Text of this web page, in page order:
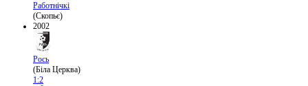
Работнічкі
(Скопьє)
2002
Рось
(Біла Церква)
1:2